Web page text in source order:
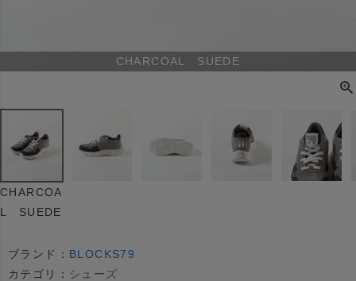
CHARCOAL SUEDE
CHARCOA
L SUEDE
ブランド： BLOCKS79
カテゴリ： シューズ